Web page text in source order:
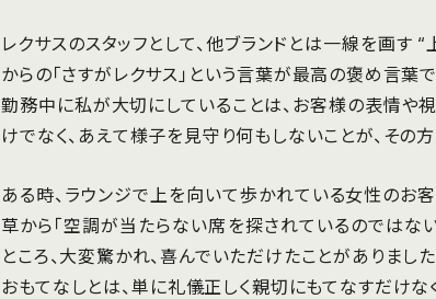
レクサスのスタッフとして、他ブランドとは一線を画す
からの「さすがレクサス」という言葉が最高の褒め言葉で
勤務中に私が大切にしていることは、お客様の表情や
けでなく、あえて様子を見守り何もしないことが、その
ある時、ラウンジで上を向いて歩かれている女性のお
草から「空調が当たらない席を探されているのではな
ところ、大変驚かれ、喜んでいただけたことがありました
おもてなしとは、単に礼儀正しく親切にもてなすだけ